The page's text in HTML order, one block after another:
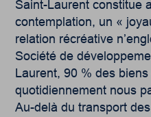
Saint-Laurent constitue
contemplation, un «
relation récréative
Société de
Laurent, 90 % des
quotidiennement nous
Au-delà du transport